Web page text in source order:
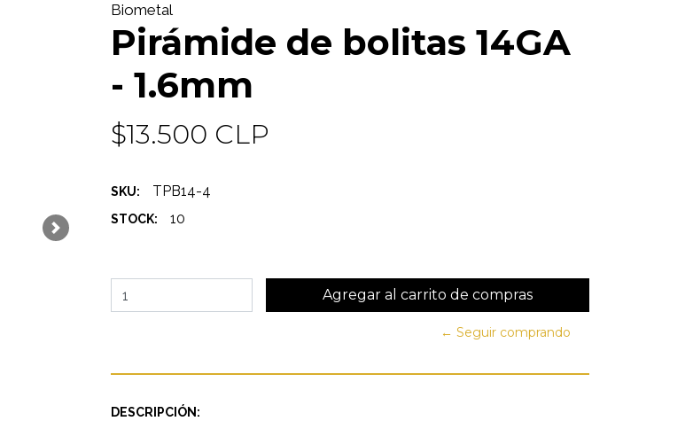
Next
Biometal
Pirámide de bolitas 14GA
- 1.6mm
$13.500 CLP
SKU: TPB14-4
STOCK: 10
← Seguir comprando
DESCRIPCIÓN: